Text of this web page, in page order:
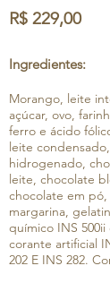
R$ 229,00
Ingredientes:
Morango, leite
açúcar, ovo,
ferro e ácido
leite
hidrogenado,
leite, chocolate
chocolate em pó,
margarina,
químico INS 500ii
corante artificial
202 E INS 282.